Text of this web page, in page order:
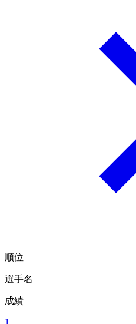
順位
選手名
成績